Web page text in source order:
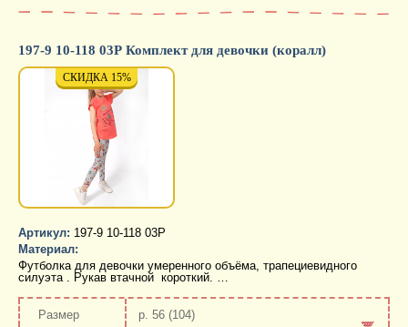
197-9 10-118 03Р Комплект для девочки (коралл)
СКИДКА 15%
Артикул: 197-9 10-118 03Р
Материал:
Футболка для девочки умеренного объёма, трапециевидного
силуэта . Рукав втачной короткий. …
р. 56 (104)